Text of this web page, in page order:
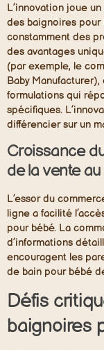
L’innovation joue
des baignoires
constamment des
des avantages
(par exemple, le
Baby
formulations qui
spécifiques.
différencier sur un
Croissance
de la vente
L’essor du
ligne a facilité
pour bébé. La
d’informations
encouragent les
de bain pour bébé
Défis
baignoires